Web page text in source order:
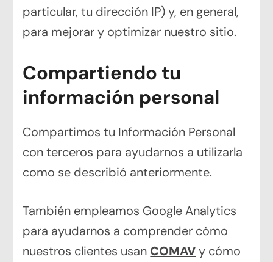
particular, tu dirección IP) y, en general,
para mejorar y optimizar nuestro sitio.
Compartiendo tu
información personal
Compartimos tu Información Personal
con terceros para ayudarnos a utilizarla
como se describió anteriormente.
También empleamos Google Analytics
para ayudarnos a comprender cómo
nuestros clientes usan COMAVy cómo